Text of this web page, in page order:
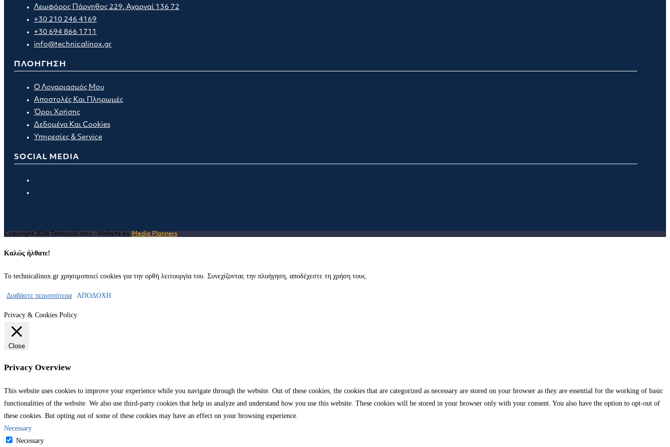
Λεωφόρος Πάρνηθος 229, Αχαρναί 136 72
+30 210 246 4169
+30 694 866 1711
info@technicalinox.gr
ΠΛΟΗΓΗΣΗ
Ο Λογαριασμός Μου
Αποστολές Και Πληρωμές
Όροι Χρήσης
Δεδομένα Και Cookies
Υπηρεσίες & Service
SOCIAL MEDIA
tab
new
Copyright 2026 Technical Inox - Website by Media Planners
Καλώς ήλθατε!
Το technicalinox.gr χρησιμοποιεί cookies για την ορθή λειτουργία του. Συνεχίζοντας την πλοήγηση, αποδέχεστε τη χρήση τους.
Διαβάστε περισσότερα ΑΠΟΔΟΧΗ
Privacy & Cookies Policy
Close
Privacy Overview
This website uses cookies to improve your experience while you navigate through the website. Out of these cookies, the cookies that are categorized as necessary are stored on your browser as they are essential for the working of basic
functionalities of the website. We also use third-party cookies that help us analyze and understand how you use this website. These cookies will be stored in your browser only with your consent. You also have the option to opt-out of
these cookies. But opting out of some of these cookies may have an effect on your browsing experience.
Necessary
Necessary